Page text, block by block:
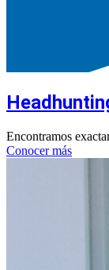
Encontramos
Conocer más